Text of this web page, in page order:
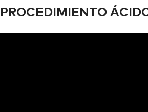
PROCEDIMIENTO